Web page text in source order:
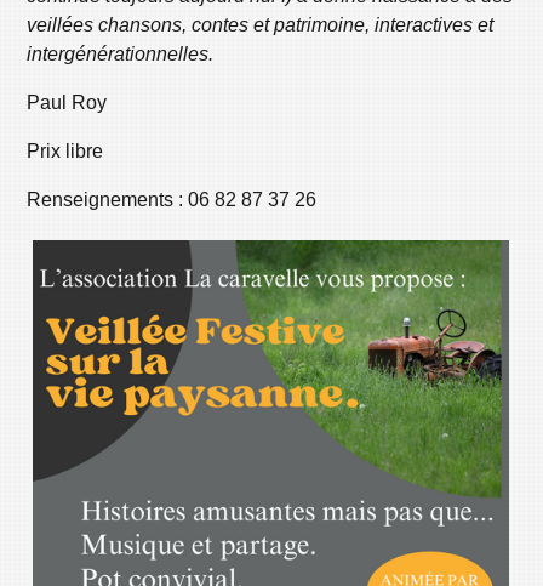
veillées chansons, contes et patrimoine, interactives et
intergénérationnelles.
Paul Roy
Prix libre
Renseignements : 06 82 87 37 26